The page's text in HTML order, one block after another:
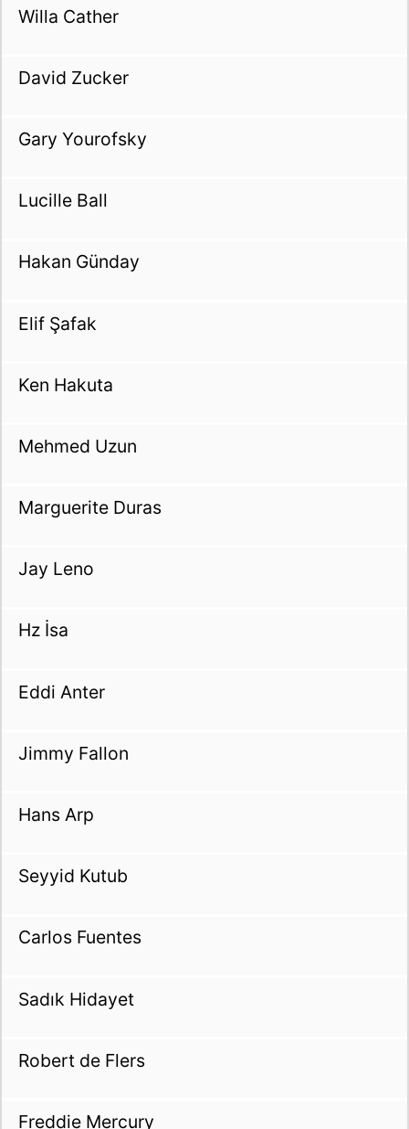
Willa Cather
David Zucker
Gary Yourofsky
Lucille Ball
Hakan Günday
Elif Şafak
Ken Hakuta
Mehmed Uzun
Marguerite Duras
Jay Leno
Hz İsa
Eddi Anter
Jimmy Fallon
Hans Arp
Seyyid Kutub
Carlos Fuentes
Sadık Hidayet
Robert de Flers
Freddie Mercury